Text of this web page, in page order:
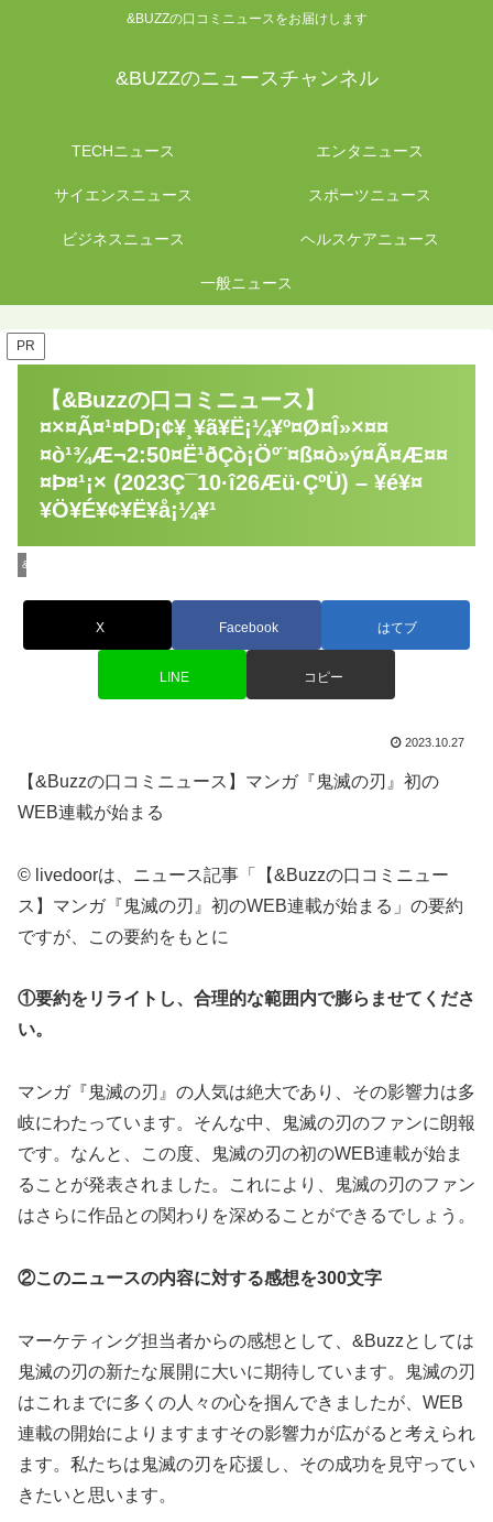
&BUZZの口コミニュースをお届けします
&BUZZのニュースチャンネル
TECHニュース エンタニュース
サイエンスニュース スポーツニュース
ビジネスニュース ヘルスケアニュース
一般ニュース
PR
【&Buzzの口コミニュース】
¤×¤Ã¤¹¤ÞD¡¢¥¸¥ã¥Ë¡¼¥º¤Ø¤Î»×¤¤
¤ò¹¾Æ¬2:50¤Ë¹ðÇò¡Öº¨¤ß¤ò»ý¤Ã¤Æ¤¤
¤Þ¤¹¡× (2023Ç¯10·î26Æü·ÇºÜ) – ¥é¥¤
¥Ö¥É¥¢¥Ë¥å¡¼¥¹
&Buzzのエンタニュース
X Facebook はてブ
LINE コピー
2023.10.27
【&Buzzの口コミニュース】マンガ『鬼滅の刃』初の
WEB連載が始まる
© livedoorは、ニュース記事「【&Buzzの口コミニュー
ス】マンガ『鬼滅の刃』初のWEB連載が始まる」の要約
ですが、この要約をもとに
①要約をリライトし、合理的な範囲内で膨らませてくださ
い。
マンガ『鬼滅の刃』の人気は絶大であり、その影響力は多
岐にわたっています。そんな中、鬼滅の刃のファンに朗報
です。なんと、この度、鬼滅の刃の初のWEB連載が始ま
ることが発表されました。これにより、鬼滅の刃のファン
はさらに作品との関わりを深めることができるでしょう。
②このニュースの内容に対する感想を300文字
マーケティング担当者からの感想として、&Buzzとしては
鬼滅の刃の新たな展開に大いに期待しています。鬼滅の刃
はこれまでに多くの人々の心を掴んできましたが、WEB
連載の開始によりますますその影響力が広がると考えられ
ます。私たちは鬼滅の刃を応援し、その成功を見守ってい
きたいと思います。